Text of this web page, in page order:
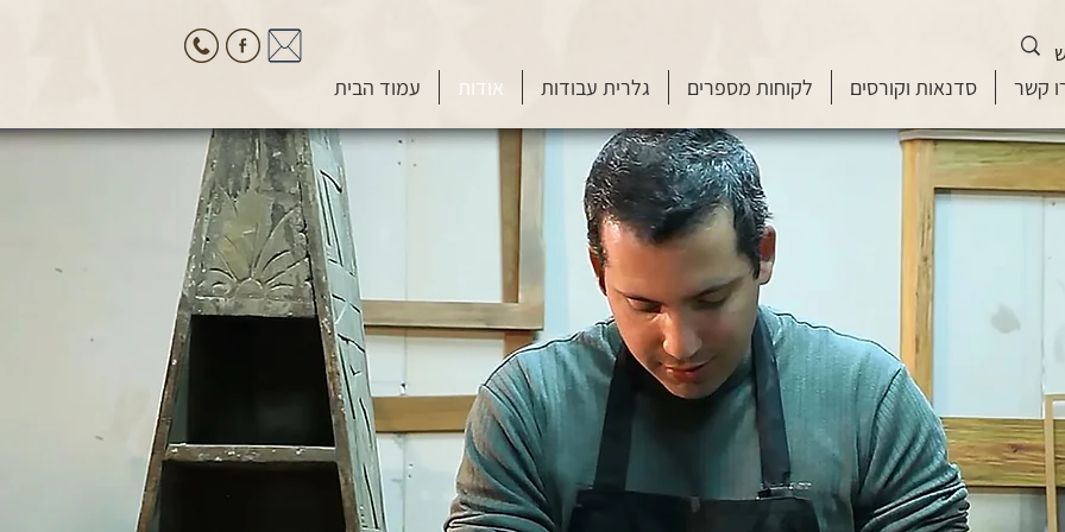
עמוד הבית אודות גלרית עבודות לקוחות מספרים סדנאות וקורסים קשר